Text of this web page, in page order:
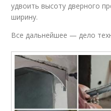
удвоить высоту дверного
ширину.
Все дальнейшее — дело